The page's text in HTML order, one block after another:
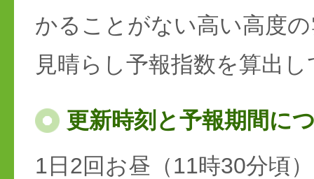
かることがない高い高度
見晴らし予報指数を算出
更新時刻と予報期間に
1日2回お昼（11時30分頃